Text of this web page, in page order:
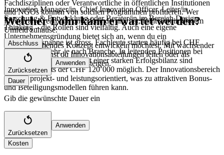
Fachdisziplinen oder Verantwortliche in öffentlichen Institutionen
und NGOs können von solchen Programmen profitieren. Wer
Freude an Kreativität und Veränderung hat, fühlt sich in diesem
Umfeld zuhause.
Innovation Manager/in, Chief Innovation Officer, Leiter/in
Forschung & Entwicklung oder Berater/in im Bereich Design
Thinking – die Rollen sind vielfältig. Auch eine eigene
Unternehmensgründung bietet sich an, wenn du ein
vielversprechendes Konzept entwickeln möchtest. Mit wachsender
Erfahrung kannst du Innovationsabteilungen leiten oder als
Investor/in in Start-ups einsteigen.
Welcher Lohn kann erwartet werden?
Die Gehaltsspanne ist gross. Fachleute starten häufig bei CHF
70’000 oder mehr, je nach Branche. In leitenden Positionen bei
Grossunternehmen oder mit einer starken Erfolgsbilanz sind
Gehälter jenseits der CHF 120’000 möglich. Der Innovationsbereich
ist stark projekt- und leistungsorientiert, was zu attraktiven Bonus-
und Beteiligungsmodellen führen kann.
Abschluss
Zurücksetzen
Anwenden
Dauer
Gib die gewünschte Dauer ein
Zurücksetzen
Anwenden
Kosten